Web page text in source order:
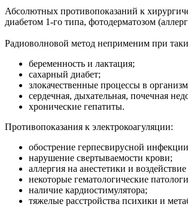
Абсолютных противопоказаний к
диабетом 1-го типа, фотодерматозом
Радиоволновой метод неприменим при
беременность и лактация;
сахарный диабет;
злокачественные процессы в
сердечная, дыхательная, почечная
хронические гепатиты.
Противопоказания к электрокоагуляции:
обострение герпесвирусной
нарушение свертываемости крови;
аллергия на анестетики и
некоторые гематологические
наличие кардиостимулятора;
тяжелые расстройства психики и